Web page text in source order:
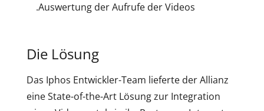
Auswertung der Aufrufe der Videos.
Die Lösung
Das Iphos Entwickler-Team lieferte der Allianz
eine State-of-the-Art Lösung zur Integration